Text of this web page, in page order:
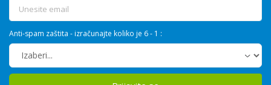
Anti-spam zaštita - izračunajte koliko je 6 - 1 :